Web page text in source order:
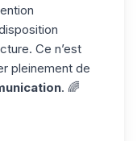
Ce n’est
pleinement de
. 🌈